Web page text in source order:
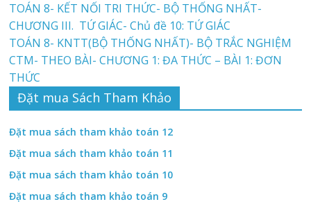
TOÁN 8- KẾT NỐI TRI THỨC- BỘ THỐNG NHẤT-
CHƯƠNG III. TỨ GIÁC- Chủ đề 10: TỨ GIÁC
TOÁN 8- KNTT(BỘ THỐNG NHẤT)- BỘ TRẮC NGHIỆM
CTM- THEO BÀI- CHƯƠNG 1: ĐA THỨC – BÀI 1: ĐƠN
THỨC
Đặt mua Sách Tham Khảo
Đặt mua sách tham khảo toán 12
Đặt mua sách tham khảo toán 11
Đặt mua sách tham khảo toán 10
Đặt mua sách tham khảo toán 9